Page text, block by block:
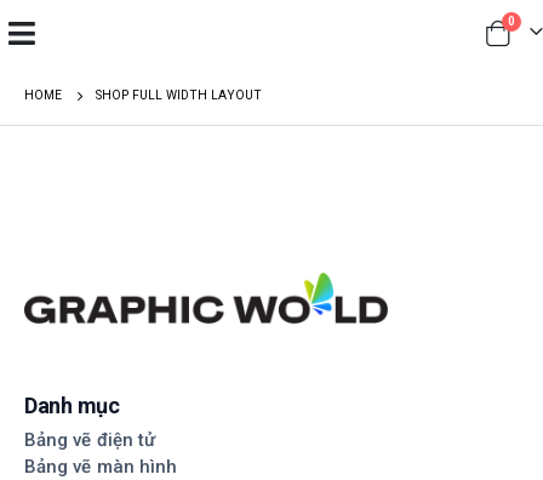
0
HOME SHOP FULL WIDTH LAYOUT
Danh mục
Bảng vẽ điện tử
Bảng vẽ màn hình